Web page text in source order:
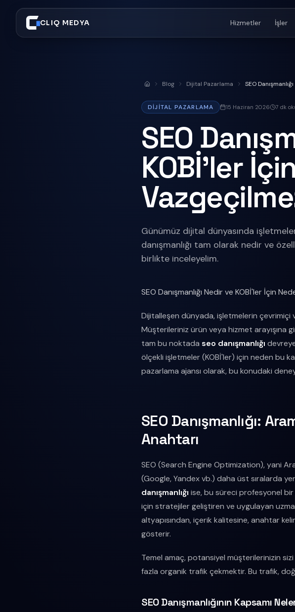
CLIQ MEDYA Hizmetler İşler
Anasayfa
Blog Dijital Pazarlama SEO
DIJITAL PAZARLAMA 15 Haziran 2026 7 dk
SEO
KOBİ'ler
Günümüz dijital dünyasında
danışmanlığı tam olarak nedir ve
birlikte inceleyelim.
SEO Danışmanlığı Nedir ve KOBİ'ler İçin
Dijitalleşen dünyada, işletmelerin çevrimiçi
Müşterileriniz ürün veya hizmet arayışına
tam bu noktada seo danışmanlığı
ölçekli işletmeler (KOBİ'ler) için neden bu
pazarlama ajansı olarak, bu konudaki
SEO Danışmanlığı:
Anahtarı
SEO (Search Engine Optimization), yani
(Google, Yandex vb.) daha üst sıralarda
danışmanlığı ise, bu süreci profesyonel bir
için stratejiler geliştiren ve uygulayan
altyapısından, içerik kalitesine, anahtar
gösterir.
Temel amaç, potansiyel müşterilerinizin
fazla organik trafik çekmektir. Bu trafik,
SEO Danışmanlığının Kapsamı